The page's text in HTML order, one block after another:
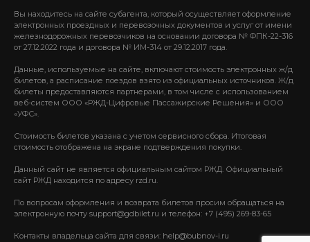
Вы находитесь на сайте субагента, который осуществляет оформление
электронных проездных и перевозочных документов и услуг от имени
железнодорожных перевозчиков на основании договора № ФПК-22-316
от 27.12.2022 года и договора № ИМ-314 от 29.12.2017 года.
Данные, используемые на сайте, включают стоимость электронных ж/д
билетов, а расписание поездов взято из официальных источников. Ж/д
билеты предоставляются партнерами, в том числе с использованием
веб-систем ООО «РЖД-Цифровые Пассажирские Решения» и ООО
«УФС».
Стоимость билетов указана с учетом сервисного сбора. Итоговая
стоимость отображена на экране подтверждения покупки.
Данный сайт не является официальным сайтом РЖД. Официальный
сайт РЖД находится по адресу rzd.ru.
По вопросам оформления и возврата билетов просим обращаться на
электронную почту support@gdbilet.ru и телефон: +7 (495) 269-83-65
Контакты владельца сайта для связи: help@bubnov-i.ru